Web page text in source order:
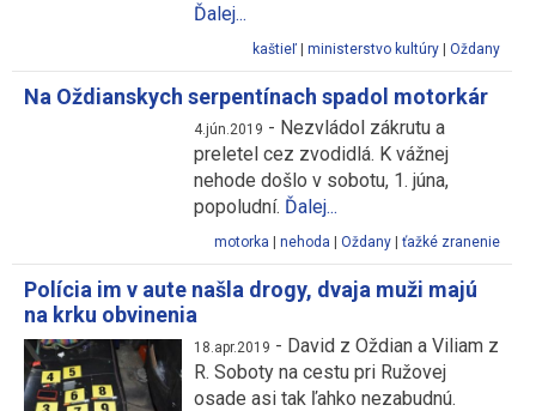
Ďalej...
kaštieľ ministerstvo kultúry Oždany
Na Oždianskych serpentínach spadol motorkár
4.jún.2019 - Nezvládol zákrutu a
preletel cez zvodidlá. K vážnej
nehode došlo v sobotu, 1. júna,
popoludní. Ďalej...
motorka nehoda Oždany ťažké zranenie
Polícia im v aute našla drogy, dvaja muži majú
na krku obvinenia
18.apr.2019 - David z Oždian a Viliam z
R. Soboty na cestu pri Ružovej
osade asi tak ľahko nezabudnú.